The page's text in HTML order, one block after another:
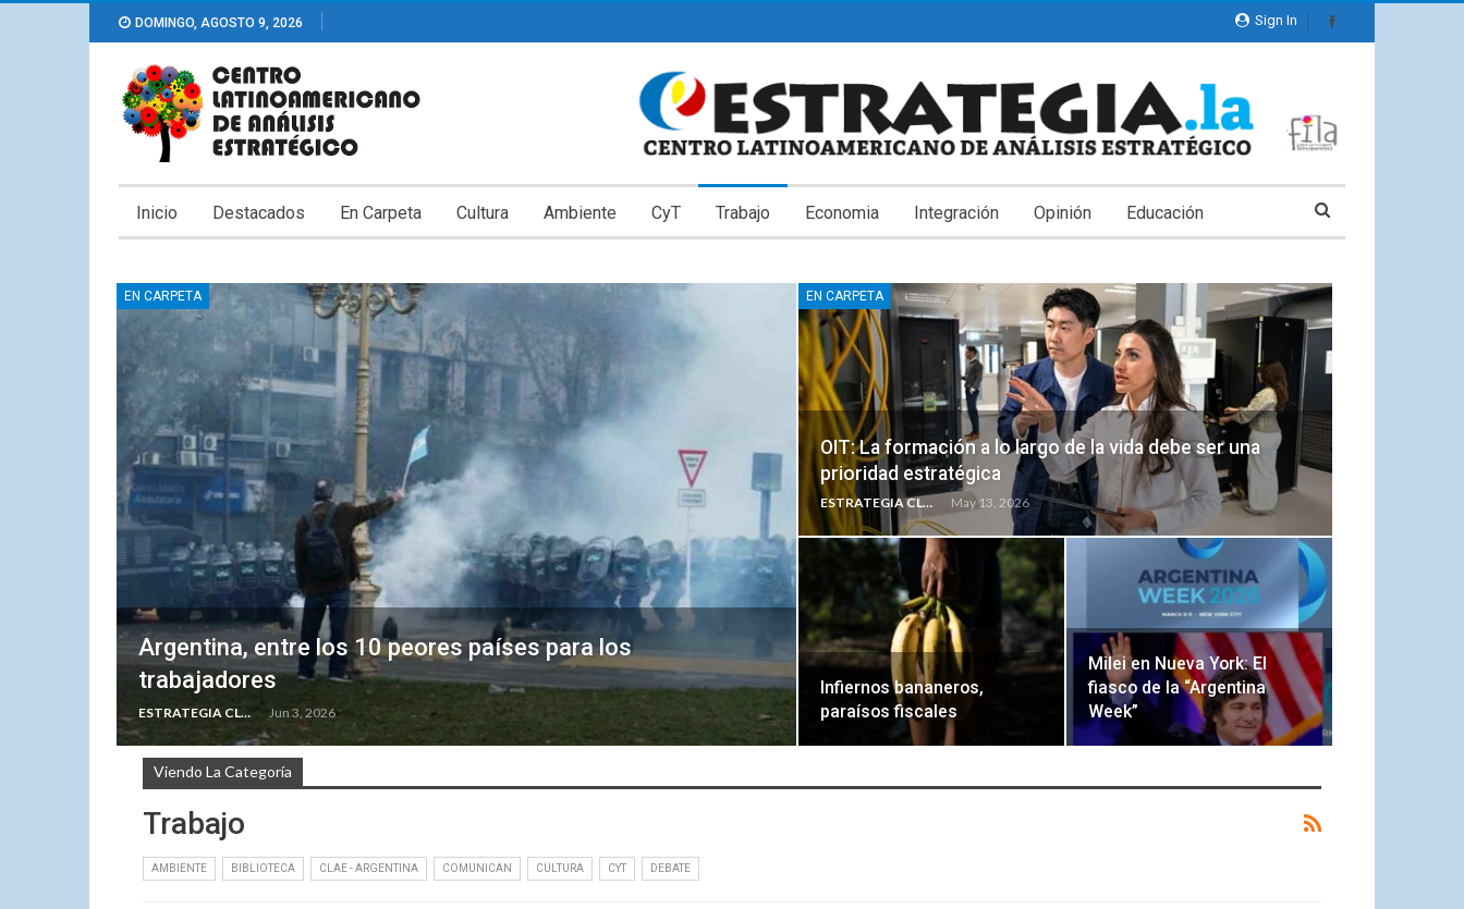
Sign In
DOMINGO, AGOSTO 9, 2026
Inicio Destacados En Carpeta Cultura Ambiente CyT Trabajo Economia Integración Opinión Educación
EN CARPETA
Argentina, entre los 10 peores países para los
trabajadores
ESTRATEGIA CLAE Jun 3, 2026
EN CARPETA
OIT: La formación a lo largo de la vida debe ser una
prioridad estratégica
ESTRATEGIA CLAE May 13, 2026
Infiernos bananeros,
paraísos fiscales
Milei en Nueva York: El
fiasco de la “Argentina
Week”
Viendo La Categoría
Trabajo
AMBIENTE BIBLIOTECA CLAE - ARGENTINA COMUNICAN CULTURA CYT DEBATE